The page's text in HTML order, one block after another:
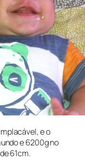
e o
e 6200g no
61cm.